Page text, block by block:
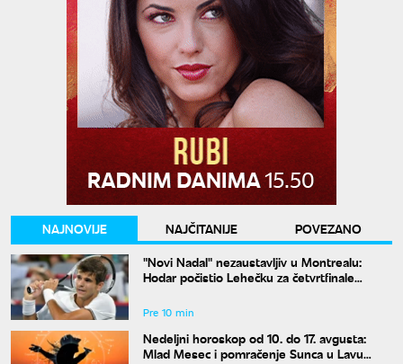
NAJNOVIJE NAJČITANIJE
POVEZANO
"Novi Nadal" nezaustavljiv u Montrealu:
Hodar počistio Lehečku za četvrtfinale
Pre 10 min
Nedeljni horoskop od 10. do 17. avgusta:
Mlad Mesec i pomračenje Sunca u Lavu